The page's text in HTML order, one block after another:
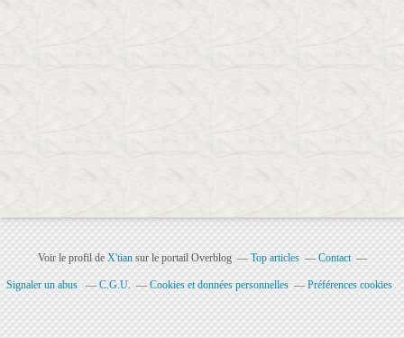
Voir le profil de X'tiansur le portail Overblog Top articles Contact
Signaler un abus C.G.U. Cookies et données personnelles Préférences cookies